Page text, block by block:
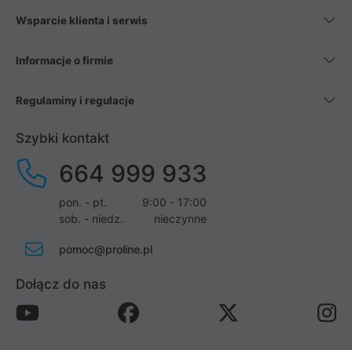
Wsparcie klienta i serwis
Informacje o firmie
Regulaminy i regulacje
Szybki kontakt
664 999 933
pon. - pt.
9:00 - 17:00
sob. - niedz.
nieczynne
pomoc@proline.pl
Dołącz do nas